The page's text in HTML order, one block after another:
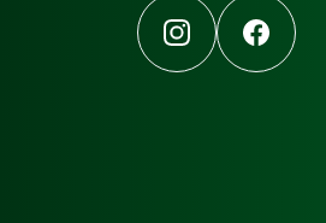
InstagramFacebook